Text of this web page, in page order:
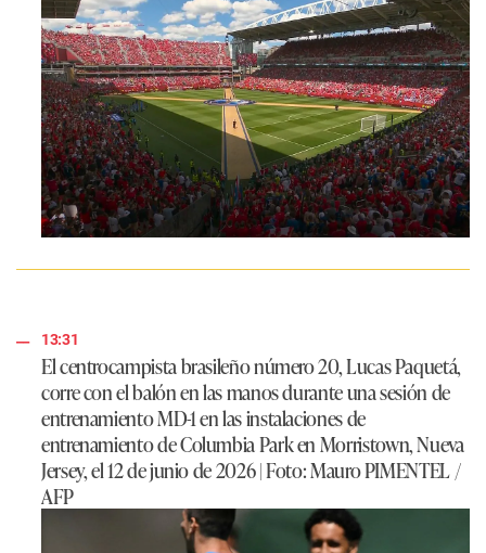
13:31
El centrocampista brasileño número 20, Lucas Paquetá,
corre con el balón en las manos durante una sesión de
entrenamiento MD-1 en las instalaciones de
entrenamiento de Columbia Park en Morristown, Nueva
Jersey, el 12 de junio de 2026 | Foto: Mauro PIMENTEL /
AFP